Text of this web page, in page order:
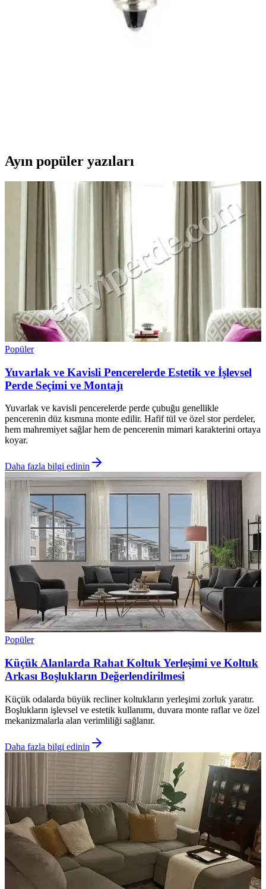
İTHAL Ampul Parfüm E14 7-10W 220V, enerji tasarruflu ve estetik
Ayın popüler yazıları
Popüler
Yuvarlak ve Kavisli Pencerelerde Estetik ve İşlevsel
Perde Seçimi ve Montajı
Yuvarlak ve kavisli pencerelerde perde çubuğu genellikle
pencerenin düz kısmına monte edilir. Hafif tül ve özel stor perdeler,
hem mahremiyet sağlar hem de pencerenin mimari karakterini ortaya
koyar.
Daha fazla bilgi edinin
Popüler
Küçük Alanlarda Rahat Koltuk Yerleşimi ve Koltuk
Arkası Boşlukların Değerlendirilmesi
Küçük odalarda büyük recliner koltukların yerleşimi zorluk yaratır.
Boşlukların işlevsel ve estetik kullanımı, duvara monte raflar ve özel
mekanizmalarla alan verimliliği sağlanır.
Daha fazla bilgi edinin